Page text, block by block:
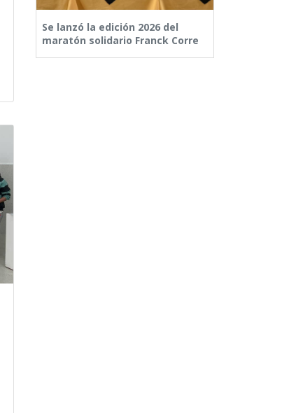
Se lanzó la edición 2026 del
maratón solidario Franck Corre